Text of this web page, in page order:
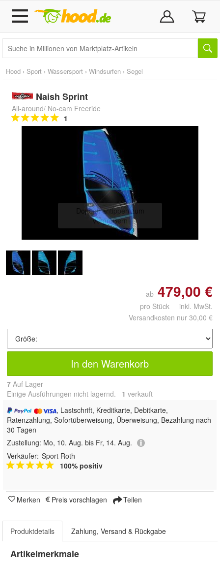
Hood › Sport › Wassersport › Windsurfen › Segel
Naish Sprint
All-around/ No-cam Freeride
1
Doppelt antippen zum
vergrößern
ab 479,00 €
pro Stück inkl. MwSt.
Versandkosten nur 30,00 €
In den Warenkorb
7 Auf Lager
Einige Ausführungen nicht lagernd. 1 verkauft
, Lastschrift, Kreditkarte, Debitkarte,
Ratenzahlung, Sofortüberweisung, Überweisung, Bezahlung nach
30 Tagen
Zustellung: Mo, 10. Aug. bis Fr, 14. Aug.
Verkäufer: Sport Roth
100% positiv
Merken Preis vorschlagen Teilen
Produktdetails Zahlung, Versand & Rückgabe
Artikelmerkmale